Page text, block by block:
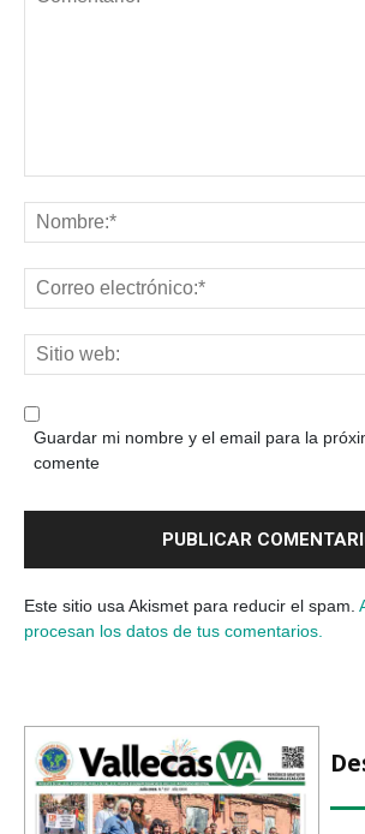
Guardar mi nombre y el email para la
comente
Este sitio usa Akismet para reducir el spam.
procesan los datos de tus comentarios.